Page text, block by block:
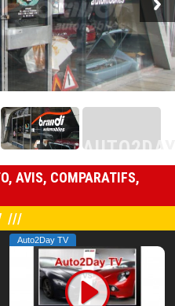
AUTO2DAY
AVIS, COMPARATIFS,
Auto2Day TV